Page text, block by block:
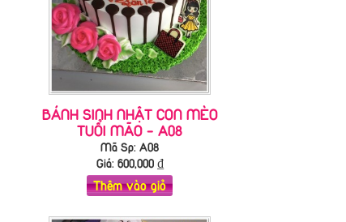
BÁNH SINH NHẬT CON MÈO
TUỔI MÃO - A08
Mã Sp: A08
Giá: 600,000₫
Thêm vào giỏ